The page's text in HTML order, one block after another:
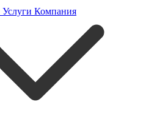
Услуги Компания